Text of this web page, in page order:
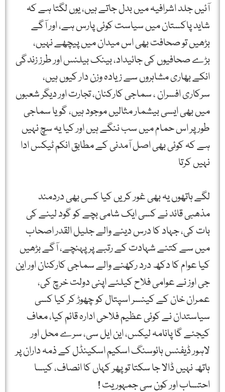
آئیں جلد اشرافیہ میں بدل جاتے ہیں، یوں لگتا ہے کہ
شاید پاکستان میں سیاست کوئی پارس ہے، اور آگے
بڑھیں تو صحافت بھی اس میدان میں پیچھے نہیں،
بڑے صحافیوں کی جائیداد، بینک بیلنس اور طرز زندگی
انکے بھاری مشاہروں سے زیادہ وزن دار کیوں ہیں،
سرکاری افسران ، سماجی کارکنان، تجارت اور دیگر شعبوں
میں بھی ایسی بیشمار مثالیں موجود ہیں، گویا سماجی
طور پر اس حمام میں سب ننگے ہیں اور کیا یہ سچ نہیں
ہے کہ کوئی بھی اصل آمدنی کے مطابق انکم ٹیکس ادا
نہیں کرتا
لگے ہاتھوں یہ بھی غور کریں کیا کسی بھی دردمند
مذھبی قائد نے کسی ایک شامی بچے کو گود لینے کی
بات کی، جہاد کا درس دینے والے جلیل القدر اصحاب
میں سے کتنے شہادت کے رتبے پر پہنچے، آگے بڑھیں
کیا عوام کا دکھ درد رکھنے والے سماجی کارکنان اور این
جی اوز نے عوامی فلاح کیلئے اپنی دولت خرچ کی،
عمران خان کے کینسر اسپتال کو چھوڑ کر کیا کسی
سیاستدان نے کوئی عظیم فلاحی ادارہ قائم کیا، معاف
کیجئے گا پانامہ لیکس، این ایل سی، سرے محل اور
لاہور ڈیفنس ہائوسنگ اسکیم اسکینڈل کے ذمہ داران پر
ہاتھ نہیں ڈالا جا سکتا تو پھر کہاں کا انصاف، کیسا
احتساب اور کون سی جمہوریت !